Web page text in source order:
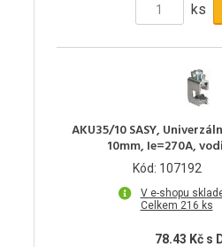
ks
AKU35/10 SASY,
10mm, Ie=270A,
Kód: 107192
V e-shopu
Celkem 216 ks
78.43 Kč s